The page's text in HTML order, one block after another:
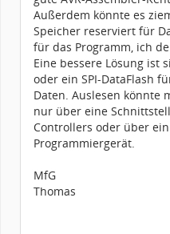
Außerdem könnte es
Speicher reserviert für
für das Programm, ich
Eine bessere Lösung ist
oder ein SPI-DataFlash
Daten. Auslesen könnte
nur über eine
Controllers oder über
Programmiergerät.
MfG
Thomas